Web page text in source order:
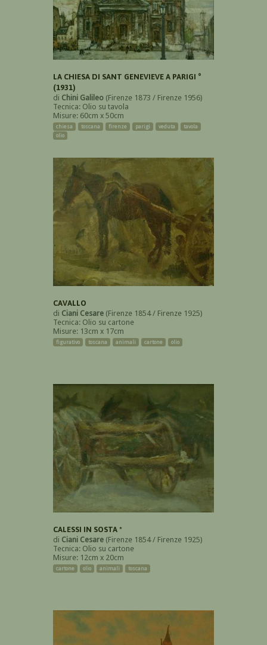
LA CHIESA DI SANT GENEVIEVE A PARIGI °
(1931)
di Chini Galileo (Firenze 1873 / Firenze 1956)
Tecnica: Olio su tavola
Misure: 60cm x 50cm
chiesa toscana firenze parigi veduta
tavola
olio
CAVALLO
di Ciani Cesare (Firenze 1854 / Firenze 1925)
Tecnica: Olio su cartone
Misure: 13cm x 17cm
figurativo toscana animali cartone olio
CALESSI IN SOSTA *
di Ciani Cesare (Firenze 1854 / Firenze 1925)
Tecnica: Olio su cartone
Misure: 12cm x 20cm
cartone olio animali toscana